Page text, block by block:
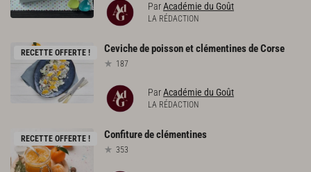
ParAcadémie du Goût
LA RÉDACTION
RECETTE OFFERTE ! CevichedepoissonetclémentinesdeCorse
187
ParAcadémie du Goût
LA RÉDACTION
RECETTE OFFERTE ! Confituredeclémentines
353